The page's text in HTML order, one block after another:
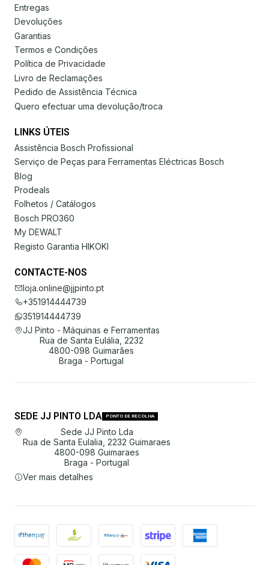
Entregas
Devoluções
Garantias
Termos e Condições
Política de Privacidade
Livro de Reclamações
Pedido de Assistência Técnica
Quero efectuar uma devolução/troca
LINKS ÚTEIS
Assistência Bosch Profissional
Serviço de Peças para Ferramentas Eléctricas Bosch
Blog
Prodeals
Folhetos / Catálogos
Bosch PRO360
My DEWALT
Registo Garantia HIKOKI
CONTACTE-NOS
loja.online@jjpinto.pt
+351914444739
351914444739
JJ Pinto - Máquinas e Ferramentas
Rua de Santa Eulália, 2232
4800-098 Guimarães
Braga - Portugal
SEDE JJ PINTO LDA PONTO DE RECOLHA
Sede JJ Pinto Lda
Rua de Santa Eulalia, 2232 Guimaraes
4800-098 Guimaraes
Braga - Portugal
Ver mais detalhes